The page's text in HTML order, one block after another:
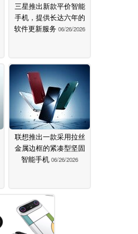
三星推出新款平价智能
手机，提供长达六年的
软件更新服务 06/26/2026
联想推出一款采用拉丝
金属边框的紧凑型坚固
智能手机 06/26/2026